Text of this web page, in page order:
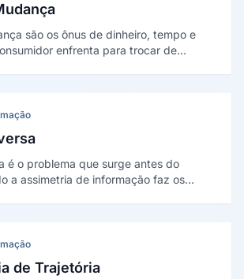
são os ônus de dinheiro, tempo e
enfrenta para trocar de
é o problema que surge antes do
a assimetria de informação faz os
de Trajetória